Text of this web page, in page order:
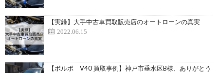
【実録】大手中古車買取販売店のオートローンの真実
2022.06.15
【ボルボ V40 買取事例】神戸市垂水区B様、ありがとう